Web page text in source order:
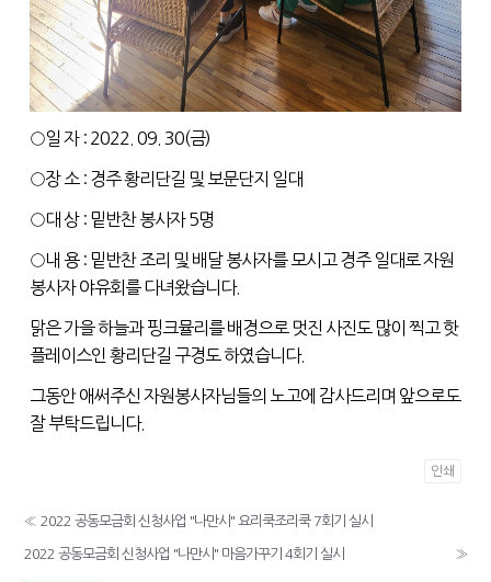
○일 자 : 2022. 09. 30(금)
○장 소 : 경주 황리단길 및 보문단지 일대
○대 상 : 밑반찬 봉사자 5명
○내 용 : 밑반찬 조리 및 배달 봉사자를 모시고 경주 일대로 자원
봉사자 야유회를 다녀왔습니다.
맑은 가을 하늘과 핑크뮬리를 배경으로 멋진 사진도 많이 찍고 핫
플레이스인 황리단길 구경도 하였습니다.
그동안 애써주신 자원봉사자님들의 노고에 감사드리며 앞으로도
잘 부탁드립니다.
인쇄
« 2022 공동모금회 신청사업 "나만시" 요리쿡조리쿡 7회기 실시
2022 공동모금회 신청사업 "나만시" 마음가꾸기 4회기 실시 »